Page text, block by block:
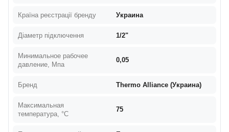
Країна реєстрації бренду Украина
Діаметр підключення 1/2"
Минимальное рабочее
давление, Мпа
0,05
Бренд Thermo Alliance (Украина)
Максимальная
температура, °C
75